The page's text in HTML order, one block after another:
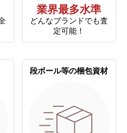
業界最多水準
どんなブランドでも査
定可能！
段ボール等の梱包資材